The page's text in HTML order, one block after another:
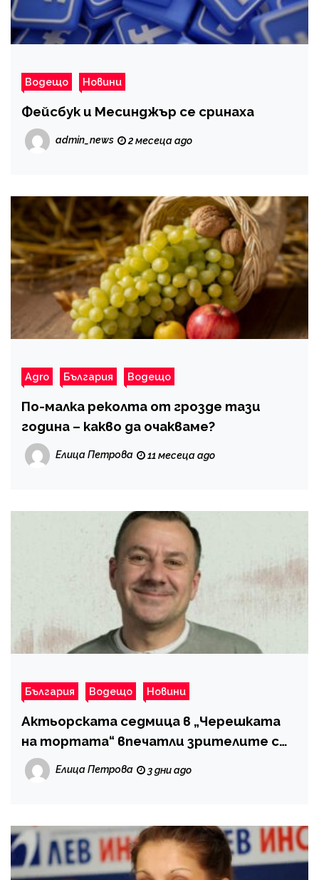
Водещо Новини
Фейсбук и Месинджър се сринаха
admin_news 2 месеца ago
Agro България Водещо
По-малка реколта от грозде тази
година – какво да очакваме?
Елица Петрова 11 месеца ago
България Водещо Новини
Актьорската седмица в „Черешката
на тортата“ впечатли зрителите с
изисканост и домашен уют
Елица Петрова 3 дни ago